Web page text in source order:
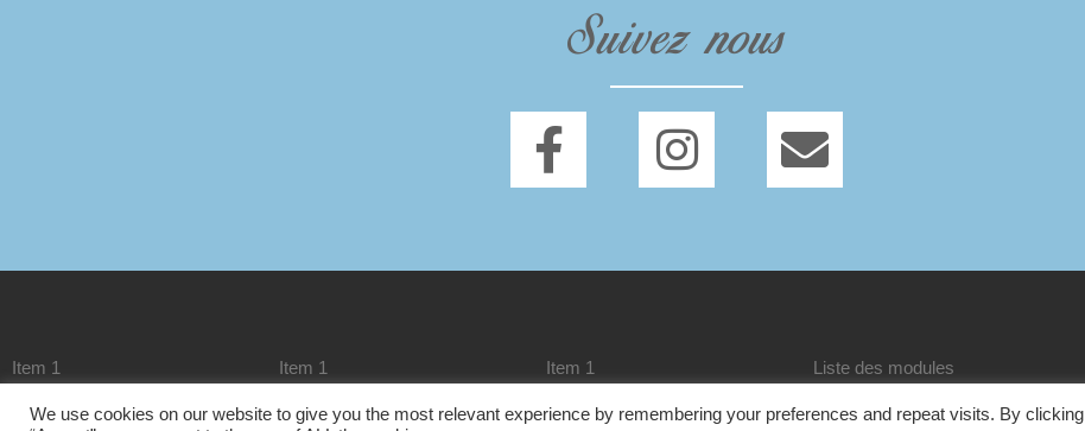
Suivez nous
Item 1 Item 1 Item 1 Liste des modules
We use cookies on our website to give you the most relevant experience by remembering your preferences and repeat visits. By clicking